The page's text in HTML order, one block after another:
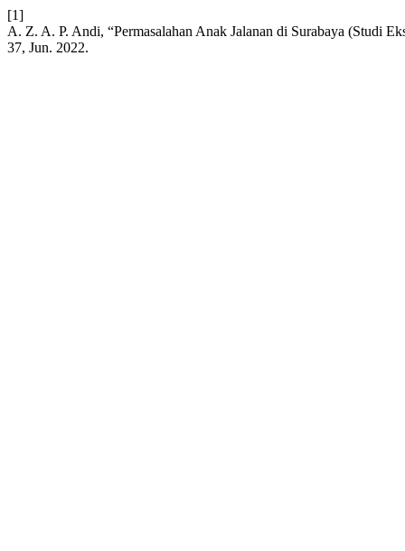
[1]
A. Z. A. P. Andi, “Permasalahan Anak Jalanan di Surabaya (Studi
37, Jun. 2022.